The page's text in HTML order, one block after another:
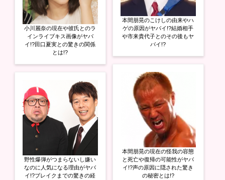
小川麗奈の現在や彼氏とのラ
インライブキス画像がヤバ
イ!?田口夏実との驚きの関係
とは!?
野性爆弾がつまらないし嫌い
なのに人気になる理由がヤバ
イ!?ブレイクまでの驚きの経
本間朋晃のこけしの由来やハ
ゲの原因がヤバイ!?結婚相手
や市来貴代子とのその後もヤ
バイ!?
本間朋晃の現在の怪我の容態
と死亡や復帰の可能性がヤバ
イ!?声の原因に隠された驚き
の秘密とは!?